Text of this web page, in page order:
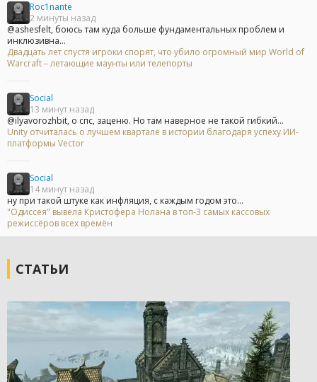
Roc1nante
2 минуты назад
@ashesfelt, боюсь там куда больше фундаментальных проблем и
инклюзивна...
Двадцать лет спустя игроки спорят, что убило огромный мир World of
Warcraft – летающие маунты или телепорты
Social
13 минут назад
@ilyavorozhbit, о спс, заценю. Но там наверное не такой гибкий...
Unity отчиталась о лучшем квартале в истории благодаря успеху ИИ-
платформы Vector
Social
14 минут назад
ну при такой штуке как инфляция, с каждым годом это...
"Одиссея" вывела Кристофера Нолана в топ-3 самых кассовых
режиссёров всех времён
СТАТЬИ